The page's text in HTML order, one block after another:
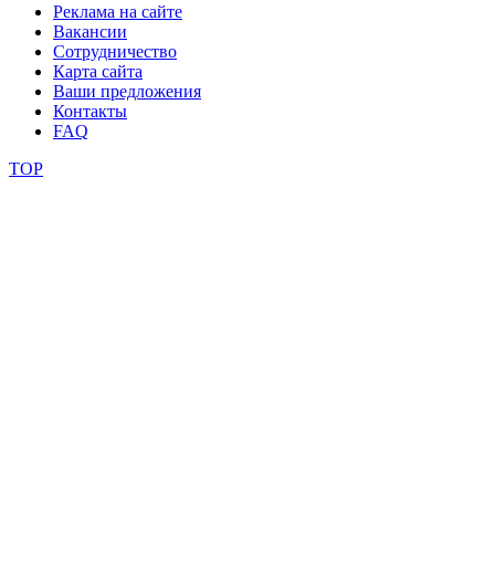
Реклама на сайте
Вакансии
Сотрудничество
Карта сайта
Ваши предложения
Контакты
FAQ
TOP